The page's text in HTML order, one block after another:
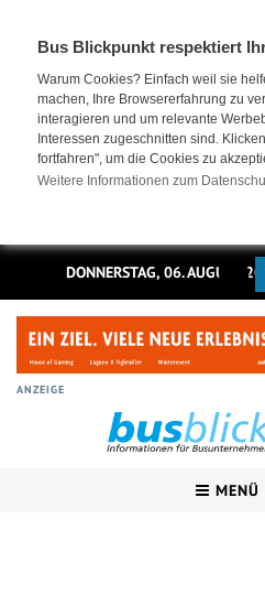
Bus Blickpunkt respektiert
Warum Cookies? Einfach weil sie
machen, Ihre Browsererfahrung zu
interagieren und um relevante
Interessen zugeschnitten sind.
fortfahren", um die Cookies zu
Weitere Informationen zum
DONNERSTAG, 06. AUGUST
ANZEIGE
MENÜ